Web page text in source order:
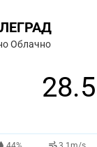
Облачно
28.5